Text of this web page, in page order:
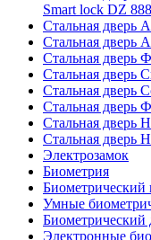
Smart lock DZ 888
Стальная дверь
Стальная дверь
Стальная дверь
Стальная дверь
Стальная дверь
Стальная дверь
Стальная дверь
Стальная дверь
Электрозамок
Биометрия
Биометрический
Умные
Биометрический
Электронные